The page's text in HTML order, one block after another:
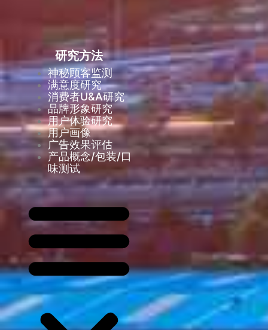
研究方法
神秘顾客监测
满意度研究
消费者U&A研究
品牌形象研究
用户体验研究
用户画像
广告效果评估
产品概念/包装/口
味测试